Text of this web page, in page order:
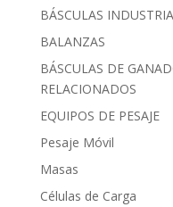
BÁSCULAS
BALANZAS
BÁSCULAS DE
RELACIONADOS
EQUIPOS DE PESAJE
Pesaje Móvil
Masas
Células de Carga